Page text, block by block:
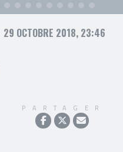
29 OCTOBRE 2018, 23:46
PARTAGER